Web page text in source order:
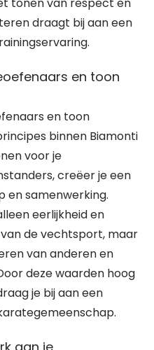
draagt bij aan een
en toon
en toon
binnen Biamonti
voor je
creëer je een
en samenwerking.
eerlijkheid en
de vechtsport, maar
van anderen en
deze waarden hoog
je bij aan een